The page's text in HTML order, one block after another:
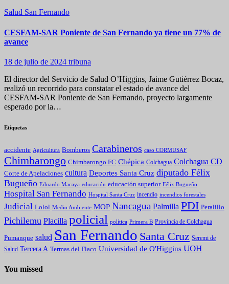
Salud San Fernando
CESFAM-SAR Poniente de San Fernando ya tiene un 77% de
avance
18 de julio de 2024 tribuna
El director del Servicio de Salud O’Higgins, Jaime Gutiérrez Bocaz,
realizó un recorrido para constatar el estado de avance del
CESFAM-SAR Poniente de San Fernando, proyecto largamente
esperado por la…
Etiquetas
accidente Agricultura Bomberos Carabineros caso CORMUSAF
Chimbarongo Chimbarongo FC Chépica Colchagua Colchagua CD
Corte de Apelaciones cultura Deportes Santa Cruz diputado Félix
Bugueño Eduardo Macaya educación educación superior Félix Bugueño
Hospital San Fernando Hospital Santa Cruz incendio incendios forestales
Judicial Lolol Medio Ambiente MOP Nancagua Palmilla PDI Peralillo
Pichilemu Placilla policial política Primera B Provincia de Colchagua
Pumanque salud San Fernando Santa Cruz Seremi de
Salud Tercera A Termas del Flaco Universidad de O'Higgins UOH
You missed